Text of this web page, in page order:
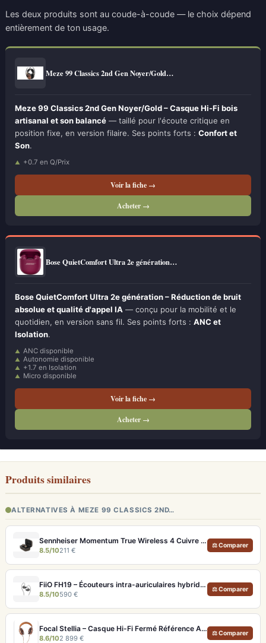
Les deux produits sont au coude-à-coude — le choix dépend
entièrement de ton usage.
Meze 99 Classics 2nd Gen Noyer/Gold…
Meze 99 Classics 2nd Gen Noyer/Gold – Casque Hi-Fi bois
artisanal et son balancé — taillé pour l'écoute critique en
position fixe, en version filaire. Ses points forts : Confort et
Son.
+0.7 en Q/Prix
Voir la fiche →
Acheter →
Bose QuietComfort Ultra 2e génération…
Bose QuietComfort Ultra 2e génération – Réduction de bruit
absolue et qualité d'appel IA — conçu pour la mobilité et le
quotidien, en version sans fil. Ses points forts : ANC et
Isolation.
ANC disponible
Autonomie disponible
+1.7 en Isolation
Micro disponible
Voir la fiche →
Acheter →
Produits similaires
ALTERNATIVES À MEZE 99 CLASSICS 2ND…
Sennheiser Momentum True Wireless 4 Cuivre – Écouteurs audiophiles aptX Lossless et ANC adaptatif
8.5/10211 €
⚖ Comparer
FiiO FH19 – Écouteurs intra-auriculaires hybrides 8 drivers avec filtres interchangeables
8.5/10590 €
⚖ Comparer
Focal Stellia – Casque Hi-Fi Fermé Référence Audiophile Portable
8.6/102 899 €
⚖ Comparer